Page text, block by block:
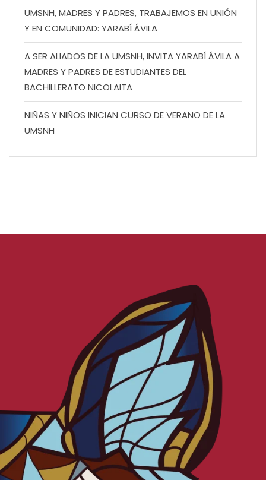
UMSNH, MADRES Y PADRES, TRABAJEMOS EN UNIÓN
Y EN COMUNIDAD: YARABÍ ÁVILA
A SER ALIADOS DE LA UMSNH, INVITA YARABÍ ÁVILA A
MADRES Y PADRES DE ESTUDIANTES DEL
BACHILLERATO NICOLAITA
NIÑAS Y NIÑOS INICIAN CURSO DE VERANO DE LA
UMSNH